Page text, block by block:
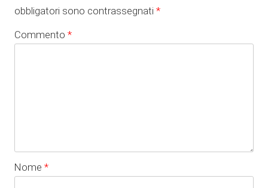
obbligatori sono contrassegnati *
Commento *
Nome *